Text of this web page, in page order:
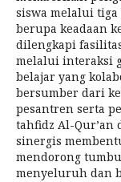
siswa melalui tiga
berupa keadaan
dilengkapi
melalui interaksi
belajar yang
bersumber dari
pesantren serta
tahfidz Al-Qur’an
sinergis
mendorong
menyeluruh dan